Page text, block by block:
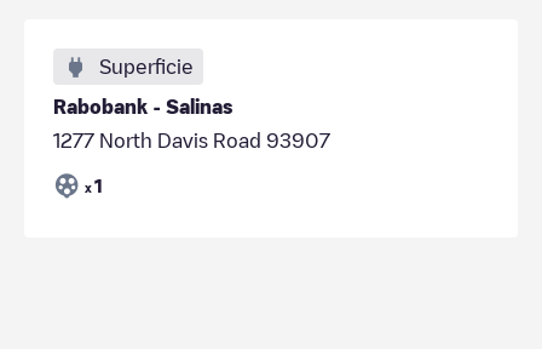
Superficie
Rabobank - Salinas
1277 North Davis Road 93907
x 1